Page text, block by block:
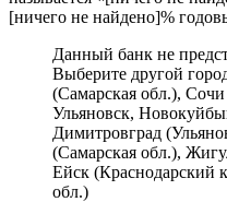
[ничего не найдено]%
Данный банк не
Выберите другой
(Самарская обл.), Сочи
Ульяновск,
Димитровград
(Самарская обл.),
Ейск (Краснодарский
обл.)